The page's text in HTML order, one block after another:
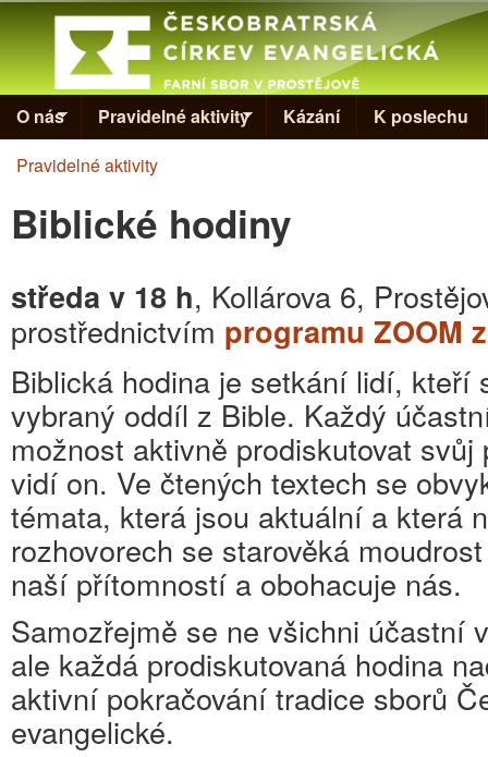
Skip
Evangelická
církev v
Prostějově
O nás Pravidelné aktivity Kázání K poslechu
Jste zde
Pravidelné aktivity
Biblické hodiny
středa v 18 h, Kollárova 6,
prostřednictvím programu ZOOM
Biblická hodina je setkání lidí, kteří
vybraný oddíl z Bible. Každý
možnost aktivně prodiskutovat
vidí on. Ve čtených textech se
témata, která jsou aktuální a která
rozhovorech se starověká
naší přítomností a obohacuje nás.
Samozřejmě se ne všichni účastní
ale každá prodiskutovaná hodina
aktivní pokračování tradice sborů
evangelické.